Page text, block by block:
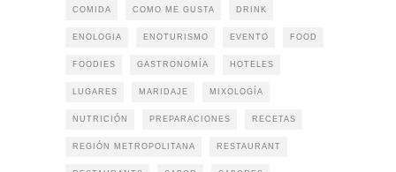
COMIDA COMO ME GUSTA DRINK
ENOLOGIA ENOTURISMO EVENTO FOOD
FOODIES GASTRONOMÍA HOTELES
LUGARES MARIDAJE MIXOLOGÍA
NUTRICIÓN PREPARACIONES RECETAS
REGIÓN METROPOLITANA RESTAURANT